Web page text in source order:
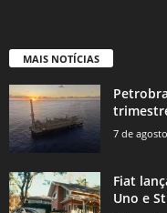
MAIS NOTÍCIAS
7 de
Fiat
Uno e